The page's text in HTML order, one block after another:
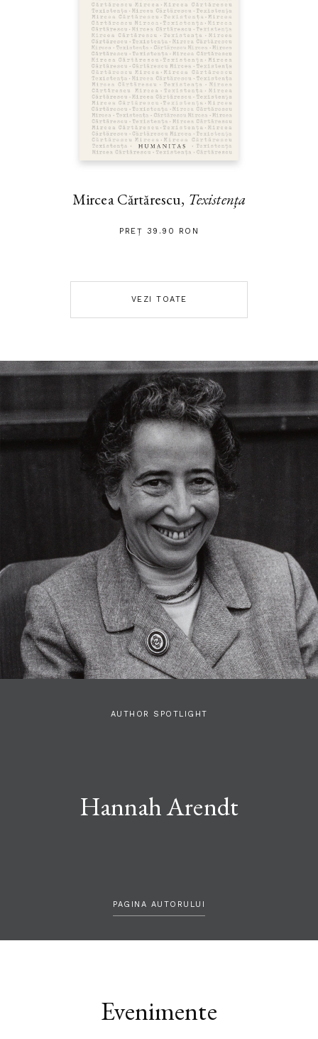
Mircea Cărtărescu, Texistența
PREȚ 39.90 RON
VEZI TOATE
AUTHOR SPOTLIGHT
Hannah Arendt
PAGINA AUTORULUI
Evenimente